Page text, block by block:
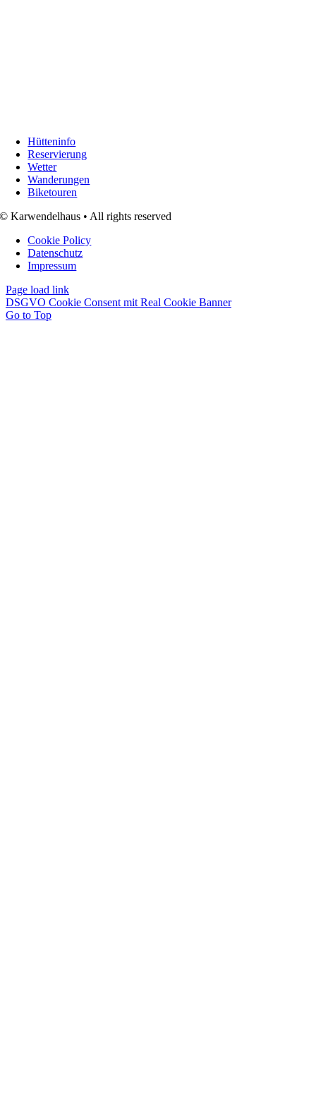
Hütteninfo
Reservierung
Wetter
Wanderungen
Biketouren
© Karwendelhaus • All rights reserved
Cookie Policy
Datenschutz
Impressum
Page load link
DSGVO Cookie Consent mit Real Cookie Banner
Go to Top